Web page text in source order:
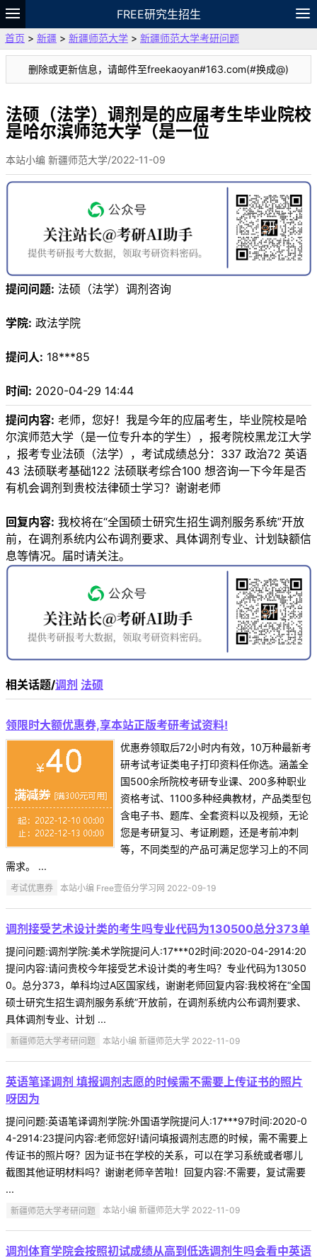
FREE研究生招生
题库
故事 专题 APP 笔记
论坛
VIP
资料
首页 > 新疆 > 新疆师范大学 > 新疆师范大学考研问题
删除或更新信息，请邮件至freekaoyan#163.com(#换成@)
法硕（法学）调剂是的应届考生毕业院校
是哈尔滨师范大学（是一位
本站小编 新疆师范大学/2022-11-09
提问问题: 法硕（法学）调剂咨询
学院: 政法学院
提问人: 18***85
时间: 2020-04-29 14:44
提问内容: 老师，您好！我是今年的应届考生，毕业院校是哈
尔滨师范大学（是一位专升本的学生），报考院校黑龙江大学
，报考专业法硕（法学），考试成绩总分：337 政治72 英语
43 法硕联考基础122 法硕联考综合100 想咨询一下今年是否
有机会调剂到贵校法律硕士学习？谢谢老师
回复内容: 我校将在“全国硕士研究生招生调剂服务系统”开放
前，在调剂系统内公布调剂要求、具体调剂专业、计划缺额信
息等情况。届时请关注。
相关话题/调剂 法硕
领限时大额优惠券,享本站正版考研考试资料!
优惠券领取后72小时内有效，10万种最新考
研考试考证类电子打印资料任你选。涵盖全
国500余所院校考研专业课、200多种职业
资格考试、1100多种经典教材，产品类型包
含电子书、题库、全套资料以及视频，无论
您是考研复习、考证刷题，还是考前冲刺
等，不同类型的产品可满足您学习上的不同
需求。 ...
考试优惠券 本站小编 Free壹佰分学习网 2022-09-19
调剂接受艺术设计类的考生吗专业代码为130500总分373单
提问问题:调剂学院:美术学院提问人:17***02时间:2020-04-2914:20
提问内容:请问贵校今年接受艺术设计类的考生吗？专业代码为13050
0。总分373，单科均过A区国家线，谢谢老师回复内容:我校将在“全国
硕士研究生招生调剂服务系统”开放前，在调剂系统内公布调剂要求、
具体调剂专业、计划 ...
新疆师范大学考研问题 本站小编 新疆师范大学 2022-11-09
英语笔译调剂 填报调剂志愿的时候需不需要上传证书的照片
呀因为
提问问题:英语笔译调剂学院:外国语学院提问人:17***97时间:2020-0
4-2914:23提问内容:老师您好!请问填报调剂志愿的时候，需不需要上
传证书的照片呀？因为证书在学校的关系，可以在学习系统或者哪儿
截图其他证明材料吗？谢谢老师辛苦啦！回复内容:不需要，复试需要
...
新疆师范大学考研问题 本站小编 新疆师范大学 2022-11-09
调剂体育学院会按照初试成绩从高到低选调剂生吗会看中英语